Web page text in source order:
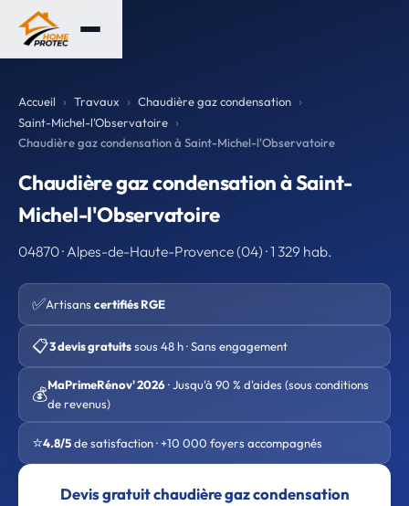
Accueil Travaux
Chaudière gaz condensation
Saint-Michel-l'Observatoire
Chaudière gaz condensation à Saint-Michel-l'Observatoire
Chaudière gaz condensation à Saint-
Michel-l'Observatoire
04870 · Alpes-de-Haute-Provence (04) · 1 329 hab.
✅Artisans certifiés RGE
📋3 devis gratuitssous 48 h · Sans engagement
💰MaPrimeRénov' 2026· Jusqu'à 90 % d'aides (sous conditions
de revenus)
⭐4.8/5de satisfaction · +10 000 foyers accompagnés
Devis gratuit chaudière gaz condensation